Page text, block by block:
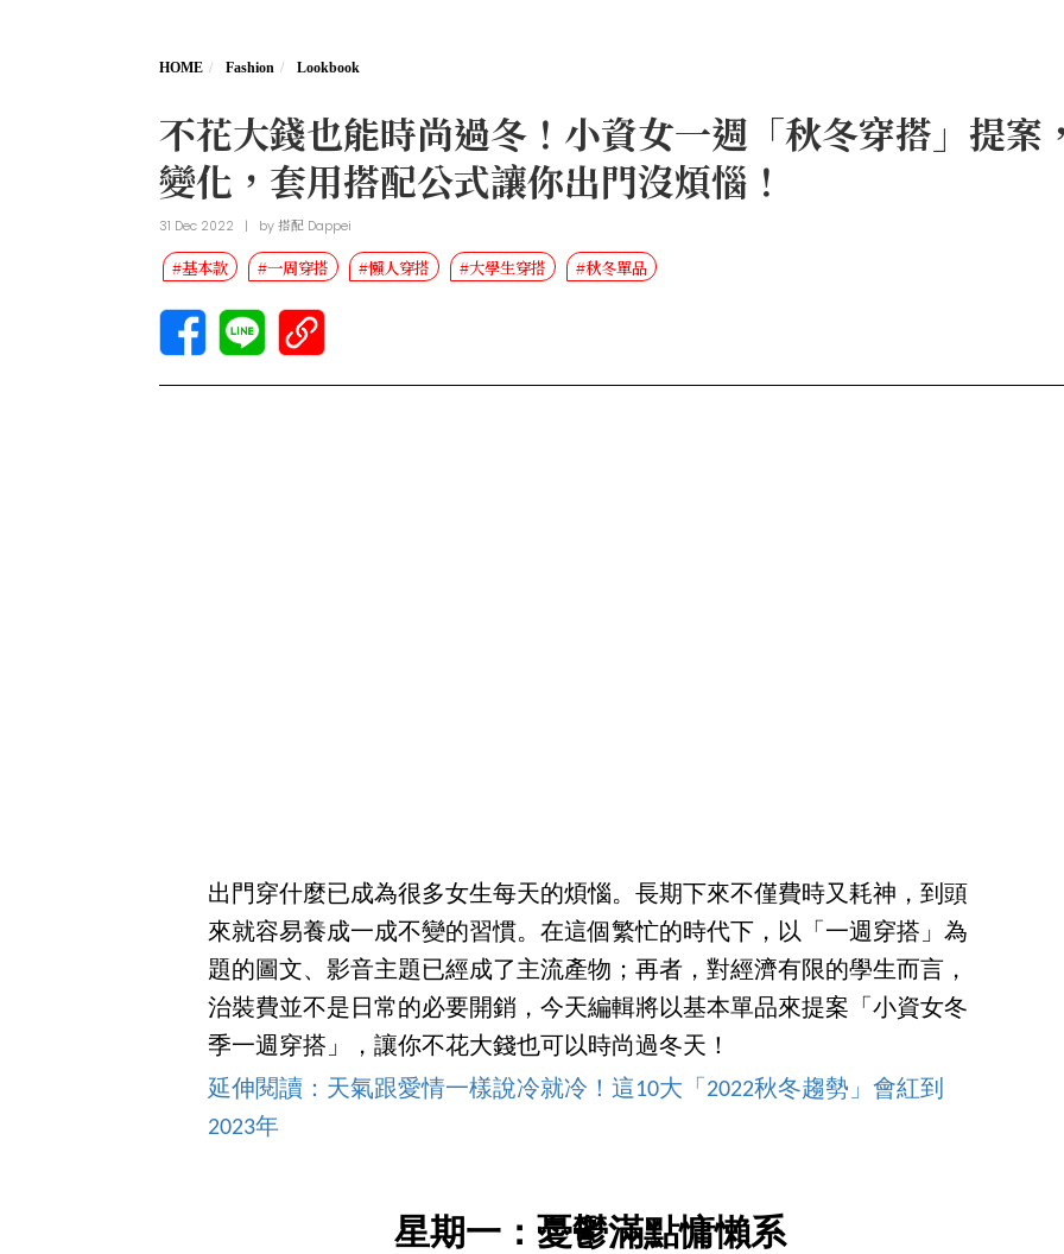
HOME Fashion Lookbook
不花大錢也能時尚過冬！小資女一週「秋冬穿搭」提案
變化，套用搭配公式讓你出門沒煩惱！
31 Dec 2022 | by搭配 Dappei
#基本款 #一周穿搭 #懶人穿搭 #大學生穿搭 #秋冬單品
出門穿什麼已成為很多女生每天的煩惱。長期下來不僅費時又耗神，到頭
來就容易養成一成不變的習慣。在這個繁忙的時代下，以「一週穿搭」為
題的圖文、影音主題已經成了主流產物；再者，對經濟有限的學生而言，
治裝費並不是日常的必要開銷，今天編輯將以基本單品來提案「小資女冬
季一週穿搭」，讓你不花大錢也可以時尚過冬天！
延伸閱讀：天氣跟愛情一樣說冷就冷！這10大「2022秋冬趨勢」會紅到
2023年
星期一：憂鬱滿點慵懶系